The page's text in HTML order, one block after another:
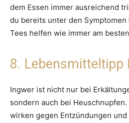
dem Essen immer ausreichend
du bereits unter den
Tees helfen wie immer am
8. Lebensmitteltipp
Ingwer ist nicht nur bei
sondern auch bei
wirken gegen Entzündungen und